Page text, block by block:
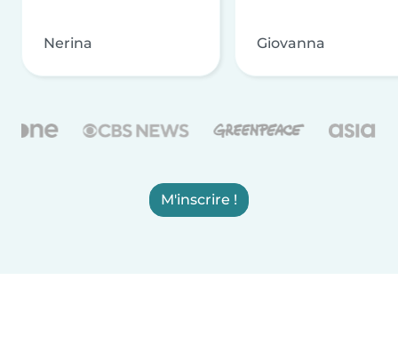
Nerina Giovanna
M'inscrire !